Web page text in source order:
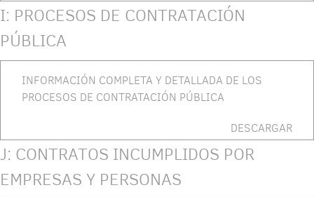
I: PROCESOS DE CONTRATACIÓN
PÚBLICA
INFORMACIÓN COMPLETA Y DETALLADA DE LOS
PROCESOS DE CONTRATACIÓN PÚBLICA
DESCARGAR
J: CONTRATOS INCUMPLIDOS POR
EMPRESAS Y PERSONAS